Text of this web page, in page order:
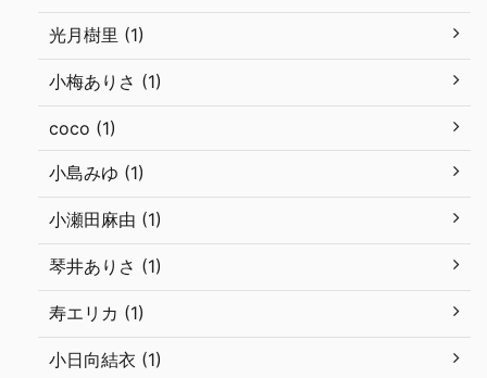
光月樹里 (1)
小梅ありさ (1)
coco (1)
小島みゆ (1)
小瀬田麻由 (1)
琴井ありさ (1)
寿エリカ (1)
小日向結衣 (1)